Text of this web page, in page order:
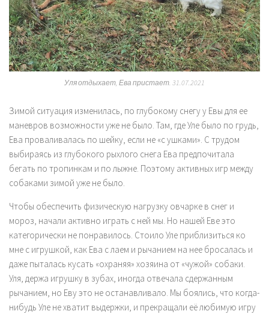
Уля отдыхает, Ева пристает. 31.07.2021
Зимой ситуация изменилась, по глубокому снегу у Евы для ее
маневров возможности уже не было. Там, где Уле было по грудь,
Ева проваливалась по шейку, если не «с ушками». С трудом
выбираясь из глубокого рыхлого снега Ева предпочитала
бегать по тропинкам и по лыжне. Поэтому активных игр между
собаками зимой уже не было.
Чтобы обеспечить физическую нагрузку овчарке в снег и
мороз, начали активно играть с ней мы. Но нашей Еве это
категорически не понравилось. Стоило Уле приблизиться ко
мне с игрушкой, как Ева с лаем и рычанием на нее бросалась и
даже пыталась кусать «охраняя» хозяина от «чужой» собаки.
Уля, держа игрушку в зубах, иногда отвечала сдержанным
рычанием, но Еву это не останавливало. Мы боялись, что когда-
нибудь Уле не хватит выдержки, и прекращали её любимую игру